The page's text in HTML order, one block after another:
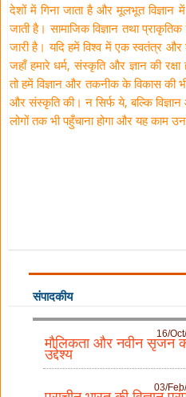
देशों में गिना जाता है और मूलभूत
जाती है। सामाजिक विज्ञान तथा
जारी है। यदि हमें विश्व में एक स्वतंत्र
जहाँ हमारे धर्म, संस्कृति और ज्ञान की
तो हमें विज्ञान और तकनीक के विकास की
और संस्कृति की। न सिर्फ ये, बल्कि
लोगों तक भी पहुँचाना होगा और यह काम
संपादकीय
16/
मौलिकता और नवीन सृजन
उद्देश्य
03/